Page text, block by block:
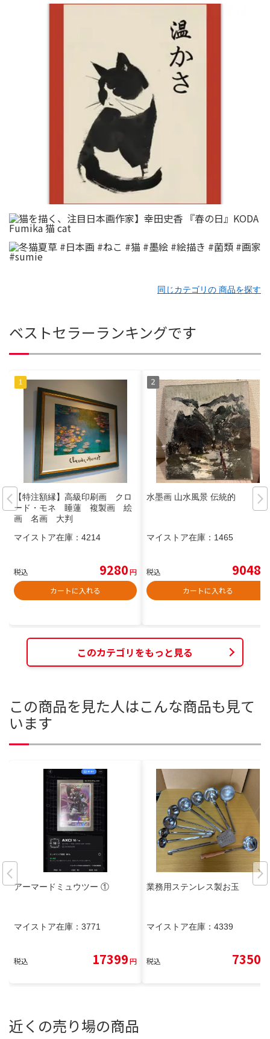
同じカテゴリの 商品を探す
ベストセラーランキングです
【特注額縁】高級印刷画 クロ
ード・モネ 睡蓮 複製画 絵
画 名画 大判
マイストア在庫： 4214
税込 9280円
カートに入れる
水墨画 山水風景 伝統的
マイストア在庫： 1465
税込 9048
カートに入れる
このカテゴリをもっと見る
この商品を見た人はこんな商品も見て
います
アーマードミュウツー ①
マイストア在庫： 3771
税込 17399円
業務用ステンレス製お玉
マイストア在庫： 4339
税込 7350
近くの売り場の商品